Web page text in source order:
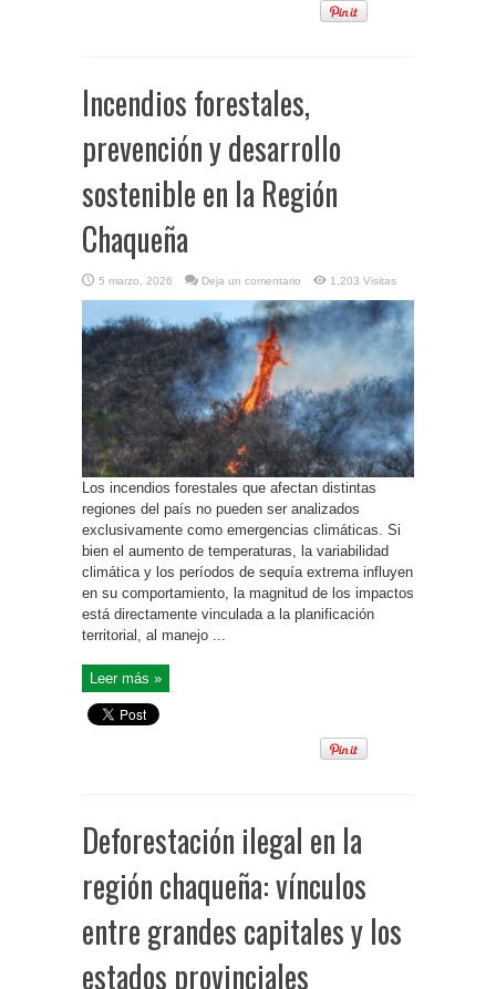
Incendios forestales,
prevención y desarrollo
sostenible en la Región
Chaqueña
5 marzo, 2026 Deja un comentario 1,203 Visitas
Los incendios forestales que afectan distintas
regiones del país no pueden ser analizados
exclusivamente como emergencias climáticas. Si
bien el aumento de temperaturas, la variabilidad
climática y los períodos de sequía extrema influyen
en su comportamiento, la magnitud de los impactos
está directamente vinculada a la planificación
territorial, al manejo ...
Leer más »
Deforestación ilegal en la
región chaqueña: vínculos
entre grandes capitales y los
estados provinciales